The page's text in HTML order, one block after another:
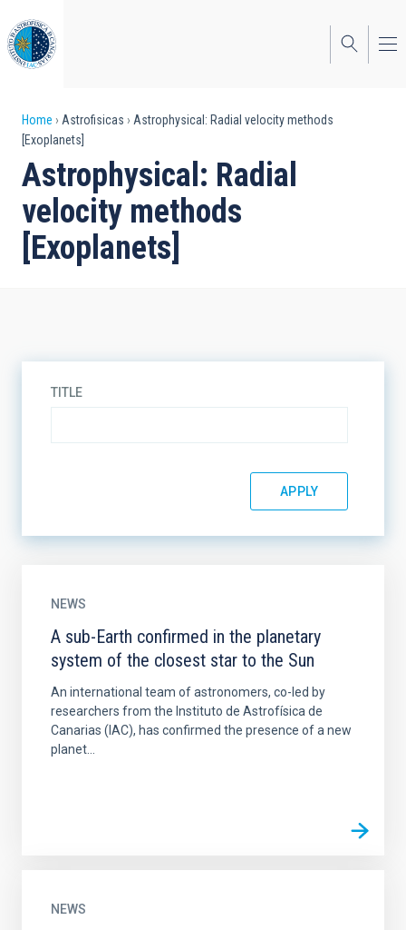
to
main
content
Breadcrumb
Home Astrofisicas
Astrophysical: Radial velocity methods
[Exoplanets]
Astrophysical: Radial
velocity methods
[Exoplanets]
TITLE
NEWS
A sub-Earth confirmed in the planetary
system of the closest star to the Sun
An international team of astronomers, co-led by
researchers from the Instituto de Astrofísica de
Canarias (IAC), has confirmed the presence of a new
planet...
NEWS